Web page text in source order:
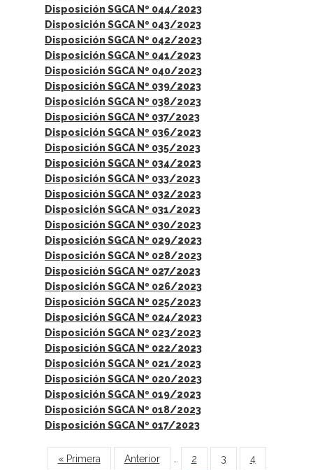
Disposición SGCA Nº 044/2023
Disposición SGCA Nº 043/2023
Disposición SGCA Nº 042/2023
Disposición SGCA Nº 041/2023
Disposición SGCA Nº 040/2023
Disposición SGCA Nº 039/2023
Disposición SGCA Nº 038/2023
Disposición SGCA Nº 037/2023
Disposición SGCA Nº 036/2023
Disposición SGCA Nº 035/2023
Disposición SGCA Nº 034/2023
Disposición SGCA Nº 033/2023
Disposición SGCA Nº 032/2023
Disposición SGCA Nº 031/2023
Disposición SGCA Nº 030/2023
Disposición SGCA Nº 029/2023
Disposición SGCA Nº 028/2023
Disposición SGCA Nº 027/2023
Disposición SGCA Nº 026/2023
Disposición SGCA Nº 025/2023
Disposición SGCA Nº 024/2023
Disposición SGCA Nº 023/2023
Disposición SGCA Nº 022/2023
Disposición SGCA Nº 021/2023
Disposición SGCA Nº 020/2023
Disposición SGCA Nº 019/2023
Disposición SGCA Nº 018/2023
Disposición SGCA Nº 017/2023
Páginas
« Primera Anterior 2 3 4